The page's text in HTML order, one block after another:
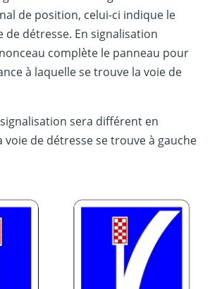
de position, celui-ci indique le
de détresse. En signalisation
complète le panneau pour
à laquelle se trouve la voie de
sera différent en
voie de détresse se trouve à gauche